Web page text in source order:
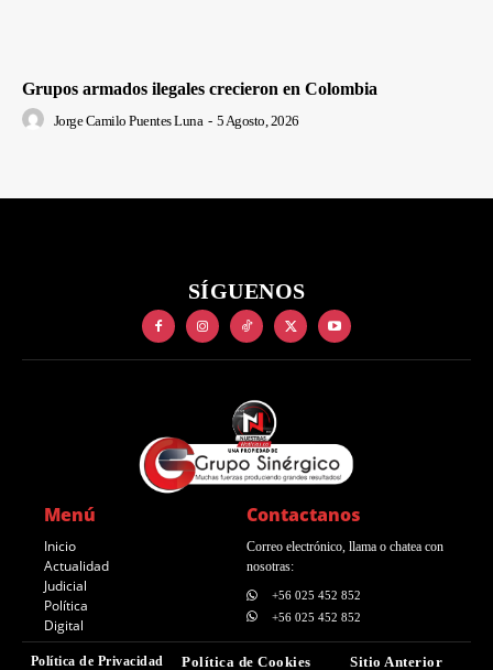
Grupos armados ilegales crecieron en Colombia
Jorge Camilo Puentes Luna - 5 Agosto, 2026
SÍGUENOS
Menú
Inicio
Actualidad
Judicial
Política
Digital
Contactanos
Correo electrónico, llama o chatea con
nosotras:
+56 025 452 852
+56 025 452 852
Política de Privacidad Política de Cookies Sitio Anterior